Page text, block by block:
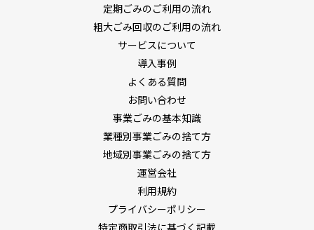
定期ごみのご利用の流れ
粗大ごみ回収のご利用の流れ
サービスについて
導入事例
よくある質問
お問い合わせ
事業ごみの基本知識
業種別事業ごみの捨て方
地域別事業ごみの捨て方
運営会社
利用規約
プライバシーポリシー
特定商取引法に基づく記載